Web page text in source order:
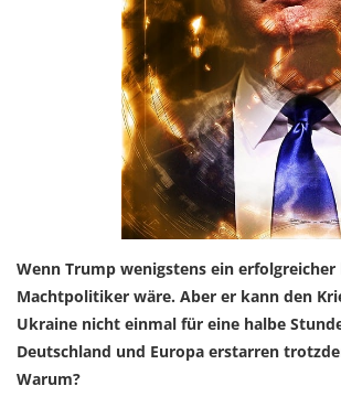
Wenn Trump wenigstens ein
Machtpolitiker wäre. Aber er kann den
Ukraine nicht einmal für eine halbe
Deutschland und Europa erstarren
Warum?